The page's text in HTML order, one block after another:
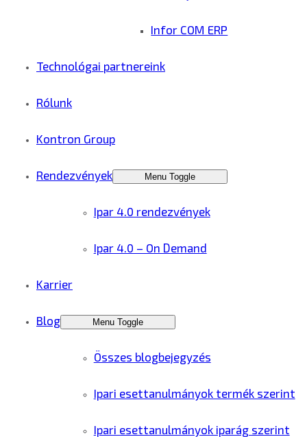
Infor COM ERP
Technológai partnereink
Rólunk
Kontron Group
Rendezvények Menu Toggle
Ipar 4.0 rendezvények
Ipar 4.0 – On Demand
Karrier
Blog Menu Toggle
Összes blogbejegyzés
Ipari esettanulmányok termék szerint
Ipari esettanulmányok iparág szerint